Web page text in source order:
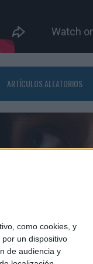
como cookies, y
un dispositivo
de audiencia y
ARTÍCULOS ALEATORIOS
08/2026